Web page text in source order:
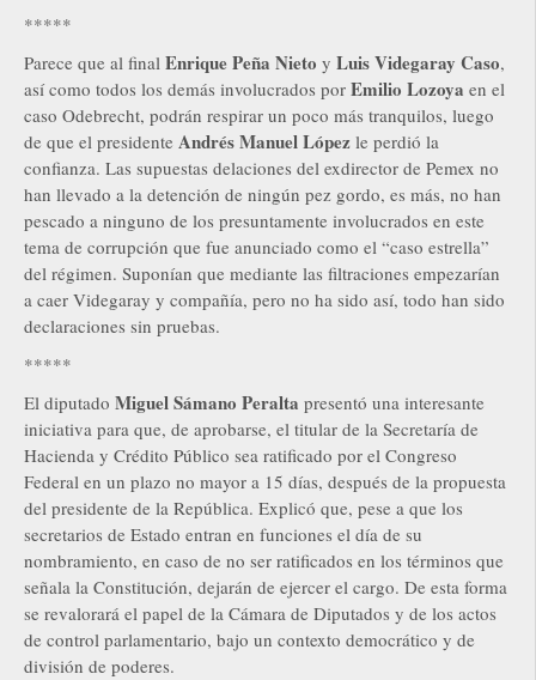
*****
Parece que al final Enrique Peña Nieto y Luis Videgaray Caso,
así como todos los demás involucrados por Emilio Lozoya en el
caso Odebrecht, podrán respirar un poco más tranquilos, luego
de que el presidente Andrés Manuel López le perdió la
confianza. Las supuestas delaciones del exdirector de Pemex no
han llevado a la detención de ningún pez gordo, es más, no han
pescado a ninguno de los presuntamente involucrados en este
tema de corrupción que fue anunciado como el “caso estrella”
del régimen. Suponían que mediante las filtraciones empezarían
a caer Videgaray y compañía, pero no ha sido así, todo han sido
declaraciones sin pruebas.
*****
El diputado Miguel Sámano Peralta presentó una interesante
iniciativa para que, de aprobarse, el titular de la Secretaría de
Hacienda y Crédito Público sea ratificado por el Congreso
Federal en un plazo no mayor a 15 días, después de la propuesta
del presidente de la República. Explicó que, pese a que los
secretarios de Estado entran en funciones el día de su
nombramiento, en caso de no ser ratificados en los términos que
señala la Constitución, dejarán de ejercer el cargo. De esta forma
se revalorará el papel de la Cámara de Diputados y de los actos
de control parlamentario, bajo un contexto democrático y de
división de poderes.